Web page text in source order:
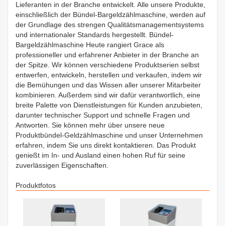
Lieferanten in der Branche entwickelt. Alle unsere Produkte,
einschließlich der Bündel-Bargeldzählmaschine, werden auf
der Grundlage des strengen Qualitätsmanagementsystems
und internationaler Standards hergestellt. Bündel-
Bargeldzählmaschine Heute rangiert Grace als
professioneller und erfahrener Anbieter in der Branche an
der Spitze. Wir können verschiedene Produktserien selbst
entwerfen, entwickeln, herstellen und verkaufen, indem wir
die Bemühungen und das Wissen aller unserer Mitarbeiter
kombinieren. Außerdem sind wir dafür verantwortlich, eine
breite Palette von Dienstleistungen für Kunden anzubieten,
darunter technischer Support und schnelle Fragen und
Antworten. Sie können mehr über unsere neue
Produktbündel-Geldzählmaschine und unser Unternehmen
erfahren, indem Sie uns direkt kontaktieren. Das Produkt
genießt im In- und Ausland einen hohen Ruf für seine
zuverlässigen Eigenschaften.
Produktfotos